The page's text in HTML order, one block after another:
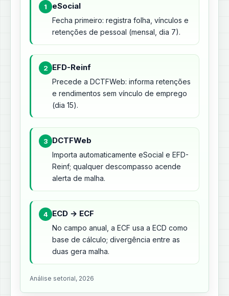
1 eSocial
Fecha primeiro: registra folha, vínculos e
retenções de pessoal (mensal, dia 7).
2 EFD-Reinf
Precede a DCTFWeb: informa retenções
e rendimentos sem vínculo de emprego
(dia 15).
3 DCTFWeb
Importa automaticamente eSocial e EFD-
Reinf; qualquer descompasso acende
alerta de malha.
4 ECD → ECF
No campo anual, a ECF usa a ECD como
base de cálculo; divergência entre as
duas gera malha.
Análise setorial, 2026